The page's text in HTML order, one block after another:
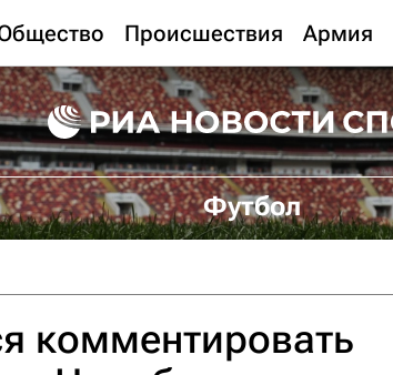
Происшествия Армия
Футбол
комментировать